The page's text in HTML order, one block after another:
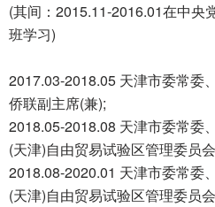
(其间：2015.11-2016.01在中央
班学习)
2017.03-2018.05 天津市委常委
侨联副主席(兼);
2018.05-2018.08 天津市委常委
(天津)自由贸易试验区管理委员
2018.08-2020.01 天津市委常委
(天津)自由贸易试验区管理委员